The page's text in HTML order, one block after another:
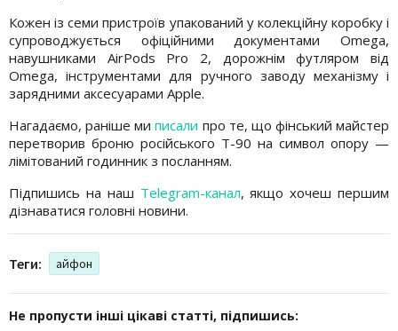
Кожен із семи пристроїв упакований у колекційну коробку і
супроводжується офіційними документами Omega,
навушниками AirPods Pro 2, дорожнім футляром від
Omega, інструментами для ручного заводу механізму і
зарядними аксесуарами Apple.
Нагадаємо, раніше миписали про те, що фінський майстер
перетворив броню російського Т-90 на символ опору —
лімітований годинник з посланням.
Підпишись на наш Telegram-канал, якщо хочеш першим
дізнаватися головні новини.
Теги: айфон
Не пропусти інші цікаві статті, підпишись: